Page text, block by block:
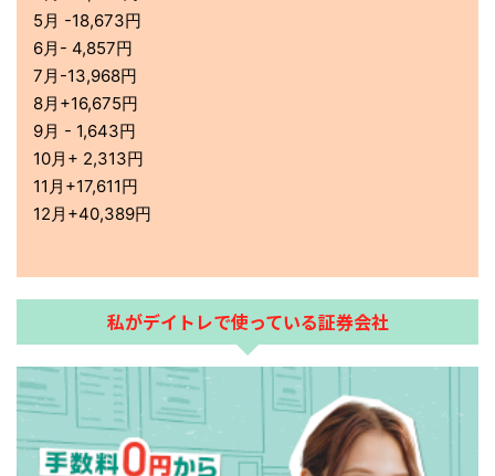
5月 -18,673円
6月- 4,857円
7月-13,968円
8月+16,675円
9月 - 1,643円
10月+ 2,313円
11月+17,611円
12月+40,389円
私がデイトレで使っている証券会社